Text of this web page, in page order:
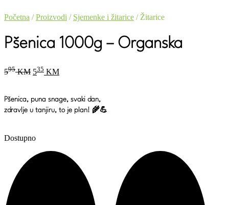
Početna /Proizvodi / Sjemenke i žitarice / Žitarice
Pšenica 1000g – Organska
595 KM Original
price
595 KM.
535 KMCurrent
price
535 KM.
Pšenica, puna snage, svaki dan,
zdravlje u tanjiru, to je plan! 🌾💪
Dostupno